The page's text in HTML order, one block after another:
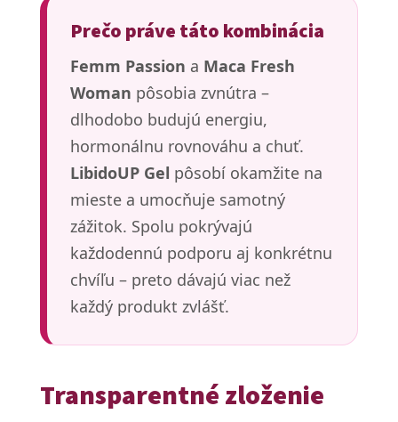
Prečo práve táto kombinácia
Femm Passion a Maca Fresh
Woman pôsobia zvnútra –
dlhodobo budujú energiu,
hormonálnu rovnováhu a chuť.
LibidoUP Gel pôsobí okamžite na
mieste a umocňuje samotný
zážitok. Spolu pokrývajú
každodennú podporu aj konkrétnu
chvíľu – preto dávajú viac než
každý produkt zvlášť.
Transparentné zloženie